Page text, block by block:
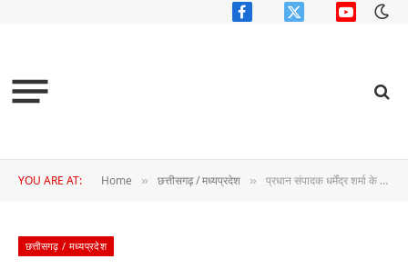
FacebookX
YouTube
YOU ARE AT: Home » छत्तीसगढ़ / मध्यप्रदेश » प्रधान संपादक धर्मेंद्र शर्मा के प्रयास एवं पार्षद श्री सतीश अग्रवाल जी के प्रयास से वार्ड क्रमांक 4 में नाली बना का नोटिस आ चुका रोड का पानी अब नाली पर जाएगा जिससे रोड अब जल्दी नहीं टूटेगा एवं लोगों के घरों में पानी नहीं घुसेगा नगर पंचायत द्वारा निकाला गया नोटिस लिए देखते हैं
छत्तीसगढ़ / मध्यप्रदेश